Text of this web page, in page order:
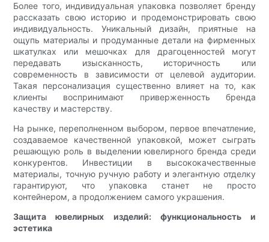
Более того, индивидуальная упаковка позволяет бренду
рассказать свою историю и продемонстрировать свою
индивидуальность. Уникальный дизайн, приятные на
ощупь материалы и продуманные детали на фирменных
шкатулках или мешочках для драгоценностей могут
передавать изысканность, историчность или
современность в зависимости от целевой аудитории.
Такая персонализация существенно влияет на то, как
клиенты воспринимают приверженность бренда
качеству и мастерству.
На рынке, переполненном выбором, первое впечатление,
создаваемое качественной упаковкой, может сыграть
решающую роль в выделении ювелирного бренда среди
конкурентов. Инвестиции в высококачественные
материалы, точную ручную работу и элегантную отделку
гарантируют, что упаковка станет не просто
контейнером, а продолжением самого украшения.
Защита ювелирных изделий: функциональность и
эстетика